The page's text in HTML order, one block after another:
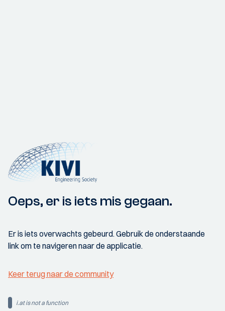
Oeps, er is iets mis gegaan.
Er is iets overwachts gebeurd. Gebruik de onderstaande
link om te navigeren naar de applicatie.
Keer terug naar de community
i.at is not a function